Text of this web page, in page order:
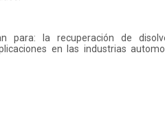
para: la recuperación de
en las industrias